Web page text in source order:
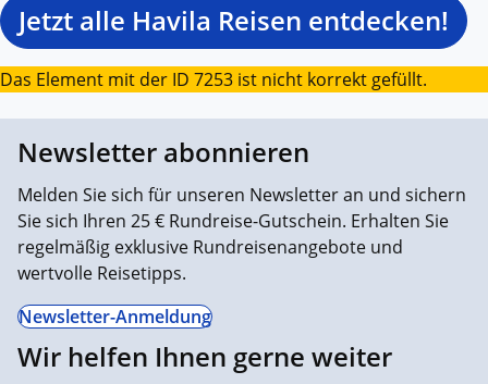
Jetzt alle Havila Reisen entdecken!
Das Element mit der ID 7253 ist nicht korrekt gefüllt.
Newsletter abonnieren
Melden Sie sich für unseren Newsletter an und sichern
Sie sich Ihren 25 € Rundreise-Gutschein. Erhalten Sie
regelmäßig exklusive Rundreisenangebote und
wertvolle Reisetipps.
Newsletter-Anmeldung
Wir helfen Ihnen gerne weiter